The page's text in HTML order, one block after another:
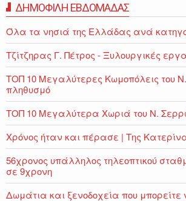
ΔΗΜΟΦΙΛΗ ΕΒΔΟΜΑΔΑΣ
Όλα τα νησιά της Ελλάδας ανά
Τζίτζηρας Γ. Πέτρος - Ξυλουργικές
ΤΟΠ 10 Μεγαλύτερες Κωμοπόλεις του
πληθυσμό
ΤΟΠ 10 Μεγαλύτερα Χωριά του Ν.
Χρόνος ήταν και πέρασε | Της
56χρονος υπάλληλος τηλεοπτικού
σε 9χρονη
Δωμάτια και ξενοδοχεία που μπορείτε